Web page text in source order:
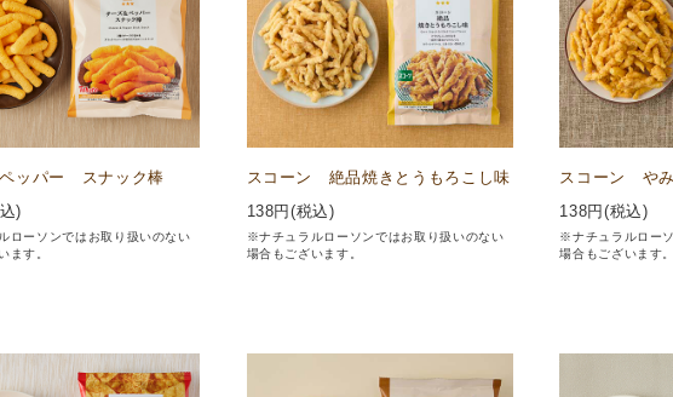
ッパー スナック棒
)
ローソンではお取り扱いのない
ます。
スコーン 絶品焼きとうもろこし味
138円(税込)
※ナチュラルローソンではお取り扱いのない
場合もございます。
スコーン や
138円(税込)
※ナチュラルロー
場合もございます。